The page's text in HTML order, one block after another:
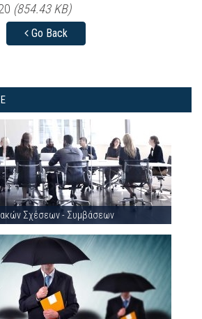
(854.43 KB)
Go Back
Σχέσεων - Συμβάσεων